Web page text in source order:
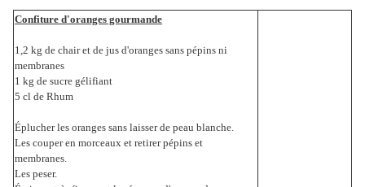
Confiture d'oranges gourmande
1,2 kg de chair et de jus d'oranges sans pépins ni
membranes
1 kg de sucre gélifiant
5 cl de Rhum
Éplucher les oranges sans laisser de peau blanche.
Les couper en morceaux et retirer pépins et
membranes.
Les peser.